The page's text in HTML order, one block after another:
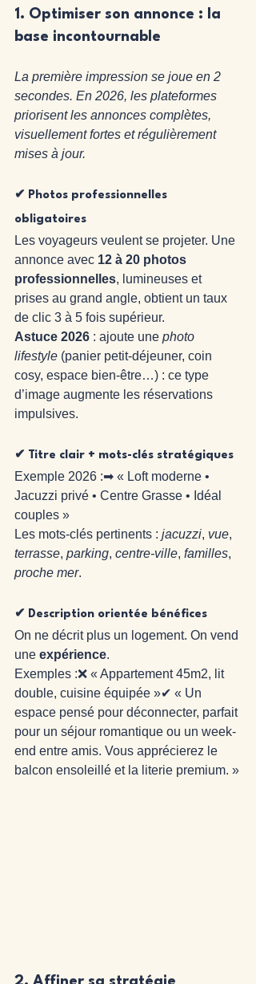
1. Optimiser son annonce : la
base incontournable
La première impression se joue en 2
secondes. En 2026, les plateformes
priorisent les annonces complètes,
visuellement fortes et régulièrement
mises à jour.
✔ Photos professionnelles
obligatoires
Les voyageurs veulent se projeter. Une
annonce avec 12 à 20 photos
professionnelles, lumineuses et
prises au grand angle, obtient un taux
de clic 3 à 5 fois supérieur.
Astuce 2026 : ajoute une photo
lifestyle (panier petit-déjeuner, coin
cosy, espace bien-être…) : ce type
d’image augmente les réservations
impulsives.
✔ Titre clair + mots-clés stratégiques
Exemple 2026 :➡ « Loft moderne •
Jacuzzi privé • Centre Grasse • Idéal
couples »
Les mots-clés pertinents : jacuzzi, vue,
terrasse, parking, centre-ville, familles,
proche mer.
✔ Description orientée bénéfices
On ne décrit plus un logement. On vend
une expérience.
Exemples :❌ « Appartement 45m2, lit
double, cuisine équipée »✔ « Un
espace pensé pour déconnecter, parfait
pour un séjour romantique ou un week-
end entre amis. Vous apprécierez le
balcon ensoleillé et la literie premium. »